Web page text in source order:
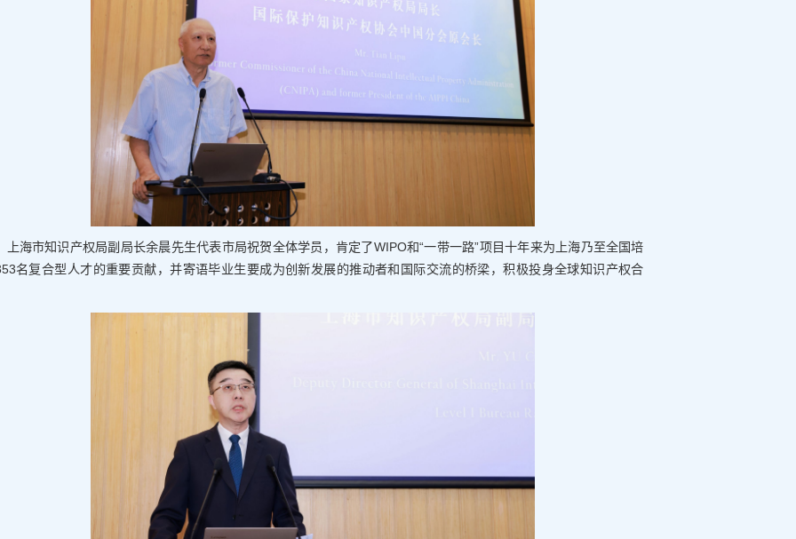
上海市知识产权局副局长余晨先生代表市局祝贺全体学员，肯定了WIPO和“一带一路”项目十年来为上海乃至全国培
名复合型人才的重要贡献，并寄语毕业生要成为创新发展的推动者和国际交流的桥梁，积极投身全球知识产权合